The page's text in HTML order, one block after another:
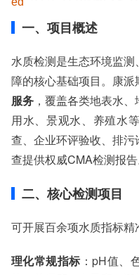
一、项目概述
水质检测是生态环境监
障的核心基础项目。康派
服务 ，覆盖各类地表水
用水、景观水、养殖水
查、企业环评验收、排
查提供权威CMA检测报告
二、核心检测项目
可开展百余项水质指标精
理化常规指标 ：pH值、